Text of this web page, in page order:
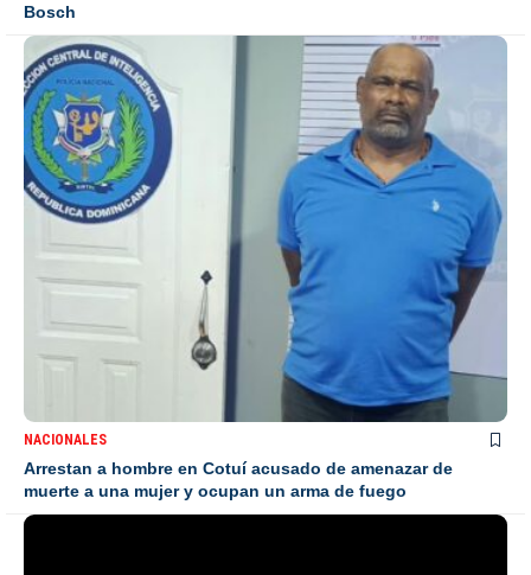
Bosch
NACIONALES
Arrestan a hombre en Cotuí acusado de amenazar de
muerte a una mujer y ocupan un arma de fuego